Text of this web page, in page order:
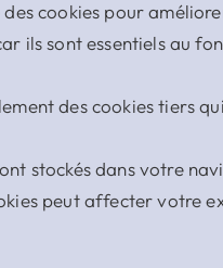
des cookies pour
stockés dans votre
peut affecter votre